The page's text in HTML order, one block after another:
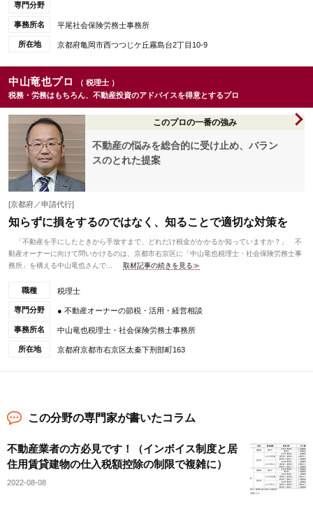
専門分野
事務所名 平尾社会保険労務士事務所
所在地 京都府亀岡市西つつじケ丘霧島台2丁目10-9
中山竜也プロ
（ 税理士 ）
税務・労務はもちろん、不動産投資のアドバイスを得意とするプロ
このプロの一番の強み
不動産の悩みを総合的に受け止め、バラン
スのとれた提案
[京都府／申請代行]
知らずに損をするのではなく、知ることで適切な対策を
「不動産を手にしたときから手放すまで、どれだけ税金がかかるか知っていますか？」 不
動産オーナーに向けて問いかけるのは、京都市右京区に「中山竜也税理士・社会保険労務士事
務所」を構える中山竜也さんで...
取材記事の続きを見る≫
職種 税理士
専門分野 ● 不動産オーナーの節税・活用・経営相談
事務所名 中山竜也税理士・社会保険労務士事務所
所在地 京都府京都市右京区太秦下刑部町163
この分野の専門家が書いたコラム
不動産業者の方必見です！（インボイス制度と居
住用賃貸建物の仕入税額控除の制限で複雑に）
2022-08-08